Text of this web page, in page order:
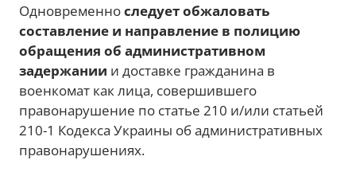
Одновременноследует обжаловать
составление и направление в полицию
обращения об административном
задержании и доставке гражданина в
военкомат как лица, совершившего
правонарушение по статье 210 и/или статьей
210-1 Кодекса Украины об административных
правонарушениях.